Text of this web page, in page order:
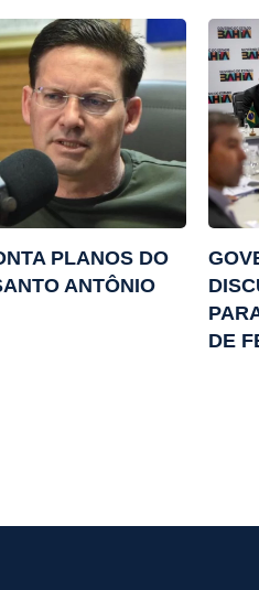
PLANOS DO
ANTÔNIO
DE